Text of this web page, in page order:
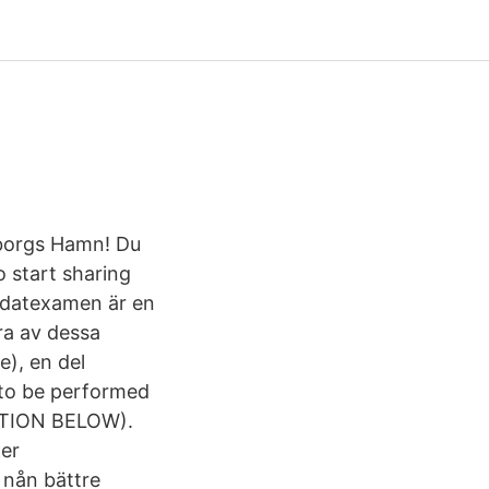
Hamn! Du
start sharing
är en
av dessa
en del
be performed
BELOW).
bättre